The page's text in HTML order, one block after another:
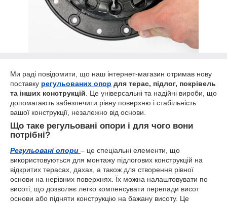
Ми раді повідомити, що наш інтернет-магазин отримав нову
поставку регульованих опор для терас, підлог, покрівель
та інших конструкцій . Це універсальні та надійні вироби, що
допомагають забезпечити рівну поверхню і стабільність
вашої конструкції, незалежно від основи.
Що таке регульовані опори і для чого вони
потрібні?
Регульовані опори – це спеціальні елементи, що
використовуються для монтажу підлогових конструкцій на
відкритих терасах, дахах, а також для створення рівної
основи на нерівних поверхнях. Їх можна налаштовувати по
висоті, що дозволяє легко компенсувати перепади висот
основи або підняти конструкцію на бажану висоту. Це